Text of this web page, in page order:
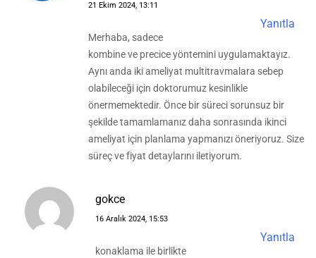
21 Ekim 2024, 13:11
Yanıtla
Merhaba, sadece
kombine ve precice yöntemini uygulamaktayız.
Aynı anda iki ameliyat multitravmalara sebep
olabileceği için doktorumuz kesinlikle
önermemektedir. Önce bir süreci sorunsuz bir
şekilde tamamlamanız daha sonrasında ikinci
ameliyat için planlama yapmanızı öneriyoruz. Size
süreç ve fiyat detaylarını iletiyorum.
gokce
16 Aralık 2024, 15:53
Yanıtla
konaklama ile birlikte